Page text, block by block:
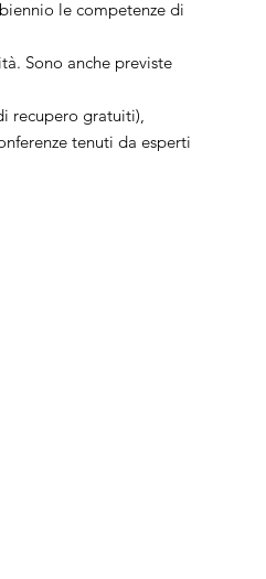
le competenze di
Sono anche previste
recupero gratuiti),
tenuti da esperti